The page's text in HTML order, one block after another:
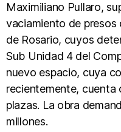
Maximiliano Pullaro,
vaciamiento de presos
de Rosario, cuyos
Sub Unidad 4 del
nuevo espacio, cuya
recientemente,
plazas. La obra
millones.